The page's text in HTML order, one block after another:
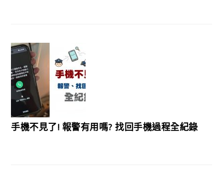
手機不見了! 報警有用嗎? 找回手機過程全紀錄